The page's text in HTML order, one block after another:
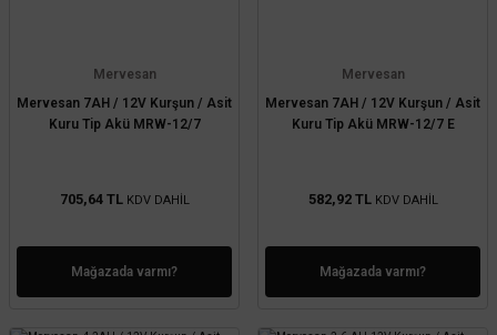
Mervesan
Mervesan 7AH / 12V Kurşun / Asit
Kuru Tip Akü MRW-12/7
705,64 TL KDV DAHİL
Mağazada varmı?
Mervesan
Mervesan 7AH / 12V Kurşun / Asit
Kuru Tip Akü MRW-12/7 E
582,92 TL KDV DAHİL
Mağazada varmı?